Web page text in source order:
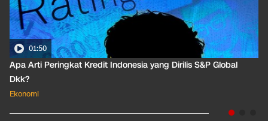
01:50
Apa Arti Peringkat Kredit Indonesia yang Dirilis S&P Global
Dkk?
Ekonomi